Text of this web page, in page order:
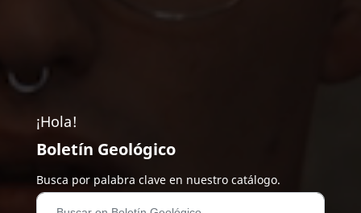
¡Hola!
Boletín Geológico
Busca por palabra clave en nuestro catálogo.